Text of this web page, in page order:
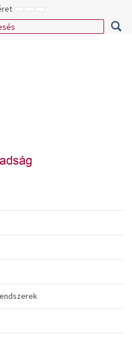
KISEBB
BETŰTÍPUS
ALAPÉRTELMEZETT
BETŰMÉRET
NAGYOBB
BETŰMÉRET